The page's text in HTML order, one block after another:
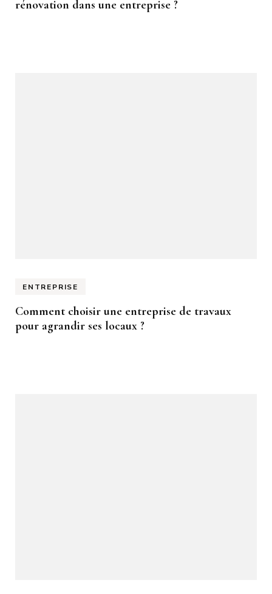
rénovation dans une entreprise ?
ENTREPRISE
Comment choisir une entreprise de travaux
pour agrandir ses locaux ?